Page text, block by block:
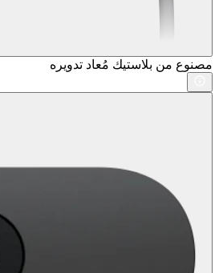
مصنوع من بلاستيك مُعاد تدويره